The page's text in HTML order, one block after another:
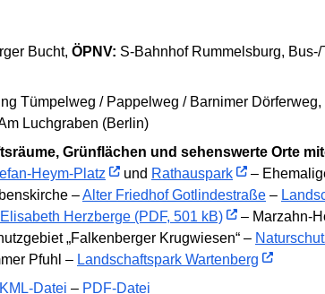
Bucht, ÖPNV: S-Bahnhof Rummelsburg,
Tümpelweg / Pappelweg / Barnimer Dörferweg,
Luchgraben (Berlin)
Grünflächen und sehenswerte Orte
Heym-Platz und Rathauspark
–
–Alter Friedhof Gotlindestraße –
Herzberge (PDF, 501 kB)
– Marzahn-
„Falkenberger Krugwiesen“ –
Pfuhl – Landschaftspark Wartenberg
KML-Datei – PDF-Datei